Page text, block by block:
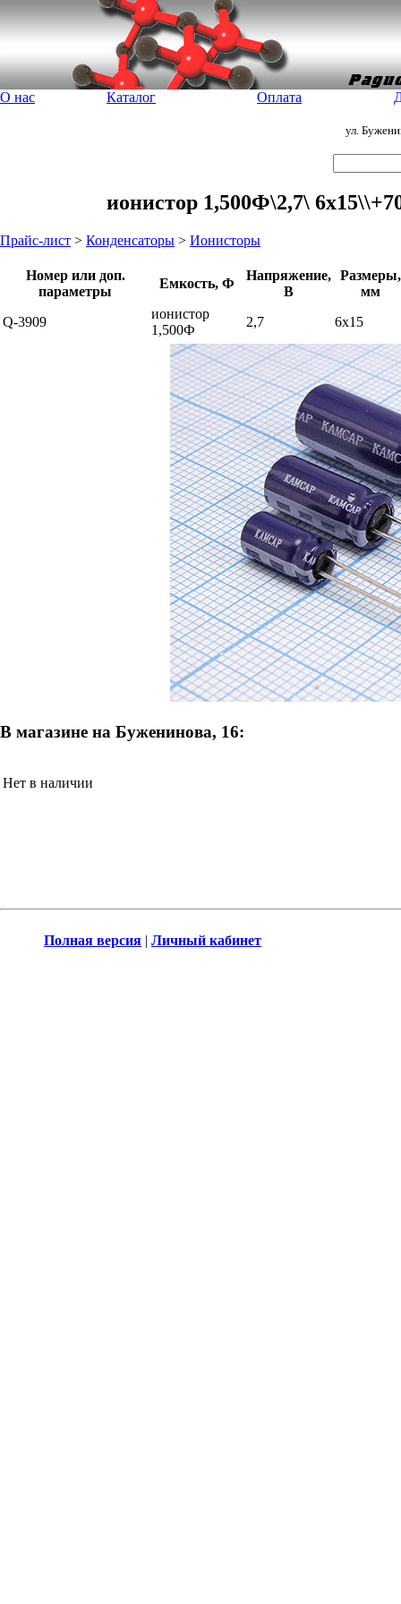
О нас Каталог Оплата
ул.
ионистор 1,500Ф\2,7\
Прайс-лист > Конденсаторы > Ионисторы
Номер или доп.
параметры
Емкость, Ф
Напряжение,
В
Размеры,
мм
Q-3909
ионистор
1,500Ф
2,7 6x15
В магазине на Буженинова, 16:
Нет в наличии
Полная версия | Личный кабинет